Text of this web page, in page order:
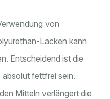
von
Lacken kann
Entscheidend ist die
absolut fettfrei sein.
Mitteln verlängert die